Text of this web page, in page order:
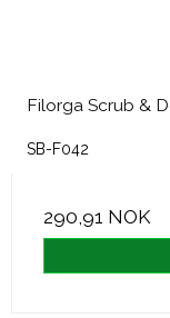
Filorga Scrub &
SB-F042
290,91 NOK